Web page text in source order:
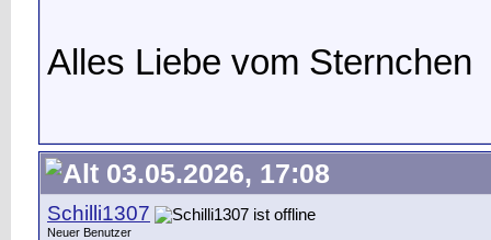
Alles Liebe vom Sternchen
03.05.2026, 17:08
Schilli1307
Neuer Benutzer